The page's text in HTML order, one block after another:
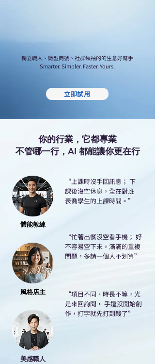
獨立職人、微型商號、社群領袖的的生意好幫手
Smarter. Simpler. Faster. Yours.
立即試用
你的行業，它都專業
不管哪一行，AI 都能讓你更在行
體能教練
風格店主
美感職人
​“上課時沒手回訊息； 下
課後沒空休息，全在對班
表喬學生的上課時間。”
​“忙著出餐沒空看手機； 好
不容易空下來。滿滿的重複
問題，多請一個人不划算”
​“項目不同、時長不等，光
是來回詢問， 手還沒開始創
作，打字就先打到酸了”